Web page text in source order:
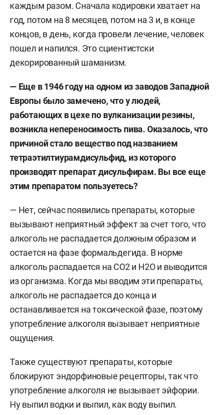
каждым разом. Сначала кодировки хватает на
год, потом на 8 месяцев, потом на 3 и, в конце
концов, в день, когда провели лечение, человек
пошел и напился. Это сциентистски
декорированный шаманизм.
— Еще в 1946 году на одном из заводов Западной
Европы было замечено, что у людей,
работающих в цехе по вулканизации резины,
возникла непереносимость пива. Оказалось, что
причиной стало вещество под названием
тетраэтилтиурамдисульфид, из которого
производят препарат дисульфирам. Вы все еще
этим препаратом пользуетесь?
— Нет, сейчас появились препараты, которые
вызывают неприятный эффект за счет того, что
алкоголь не распадается должным образом и
остается на фазе формальдегида. В норме
алкоголь распадается на CO2 и H2O и выводится
из организма. Когда мы вводим эти препараты,
алкоголь не распадается до конца и
останавливается на токсической фазе, поэтому
употребление алкоголя вызывает неприятные
ощущения.
Также существуют препараты, которые
блокируют эндорфиновые рецепторы, так что
употребление алкоголя не вызывает эйфории.
Ну выпил водки и выпил, как воду выпил.